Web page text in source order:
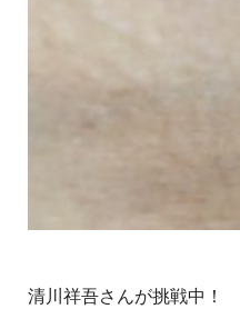
清川祥吾さんが挑戦中！